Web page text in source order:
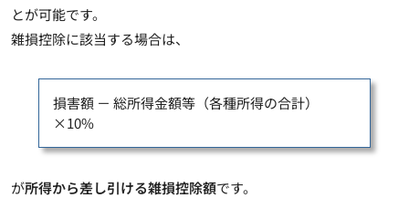
とが可能です。
雑損控除に該当する場合は、
損害額 － 総所得金額等（各種所得の合計）
×10%
が所得から差し引ける雑損控除額です。